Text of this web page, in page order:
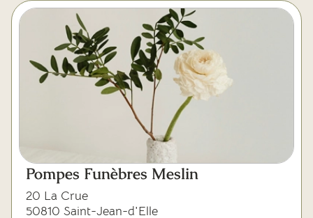
Pompes Funèbres Meslin
20 La Crue
50810 Saint-Jean-d'Elle